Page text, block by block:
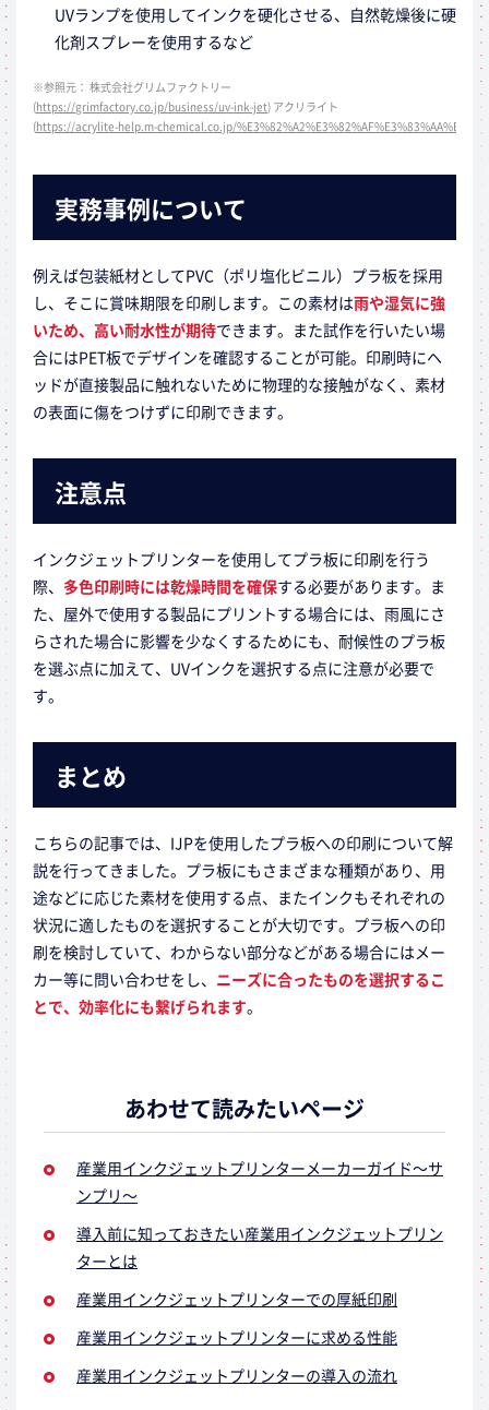
UVランプを使用してインクを硬化させる、自然乾燥後に硬
化剤スプレーを使用するなど
※参照元： 株式会社グリムファクトリー
(https://grimfactory.co.jp/business/uv-ink-jet) アクリライト
(https://acrylite-help.m-chemical.co.jp/
実務事例について
例えば包装紙材としてPVC（ポリ塩化ビニル）プラ板を採用
し、そこに賞味期限を印刷します。この素材は雨や湿気に強
いため、高い耐水性が期待できます。また試作を行いたい場
合にはPET板でデザインを確認することが可能。印刷時にヘ
ッドが直接製品に触れないために物理的な接触がなく、素材
の表面に傷をつけずに印刷できます。
注意点
インクジェットプリンターを使用してプラ板に印刷を行う
際、 多色印刷時には乾燥時間を確保する必要があります。ま
た、屋外で使用する製品にプリントする場合には、雨風にさ
らされた場合に影響を少なくするためにも、耐候性のプラ板
を選ぶ点に加えて、UVインクを選択する点に注意が必要で
す。
まとめ
こちらの記事では、IJPを使用したプラ板への印刷について解
説を行ってきました。プラ板にもさまざまな種類があり、用
途などに応じた素材を使用する点、またインクもそれぞれの
状況に適したものを選択することが大切です。プラ板への印
刷を検討していて、わからない部分などがある場合にはメー
カー等に問い合わせをし、 ニーズに合ったものを選択するこ
とで、効率化にも繋げられます。
あわせて読みたいページ
産業用インクジェットプリンターメーカーガイド～サ
ンプリ～
導入前に知っておきたい産業用インクジェットプリン
ターとは
産業用インクジェットプリンターでの厚紙印刷
産業用インクジェットプリンターに求める性能
産業用インクジェットプリンターの導入の流れ